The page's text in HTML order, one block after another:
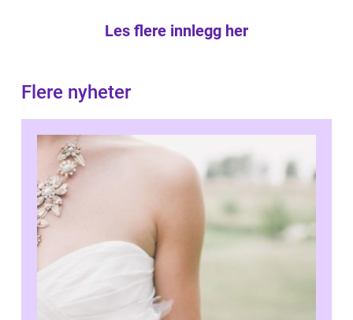
Les flere innlegg her
Flere nyheter